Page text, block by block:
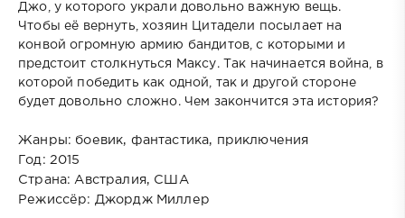
Джо, у которого украли довольно важную вещь.
Чтобы её вернуть, хозяин Цитадели посылает на
конвой огромную армию бандитов, с которыми и
предстоит столкнуться Максу. Так начинается война, в
которой победить как одной, так и другой стороне
будет довольно сложно. Чем закончится эта история?
Жанры: боевик, фантастика, приключения
Год: 2015
Страна: Австралия, США
Режиссёр: Джордж Миллер